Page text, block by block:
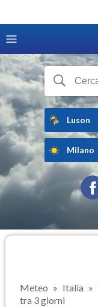
Luson
Milano
Meteo Italia
tra 3 giorni